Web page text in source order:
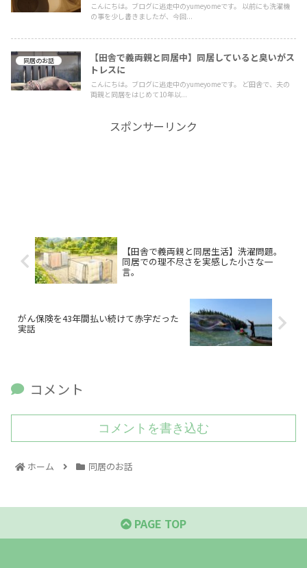
こんにちは。ブログに逃走中のyumeyomeです。 以前にも洗濯機
の事を少し書きましたが、今回...
同居のお話
【田舎で義両親と同居中】同居していると臭いがス
トレスに
こんにちは。ブログに逃走中のyumeyomeです。 ど田舎で、夫の
両親と同居をはじめて10年以...
スポンサーリンク
【田舎で義両親と同居生活】洗濯問題。
同居での理不尽さを実感した小さな一
言。
がん保険を43年間払い続けて赤字だった
実話
コメント
コメントを書き込む
ホーム 同居のお話
PAGE TOP